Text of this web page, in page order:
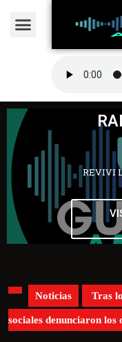
REVIVI
Noticias Tras
sociales denunciaron los